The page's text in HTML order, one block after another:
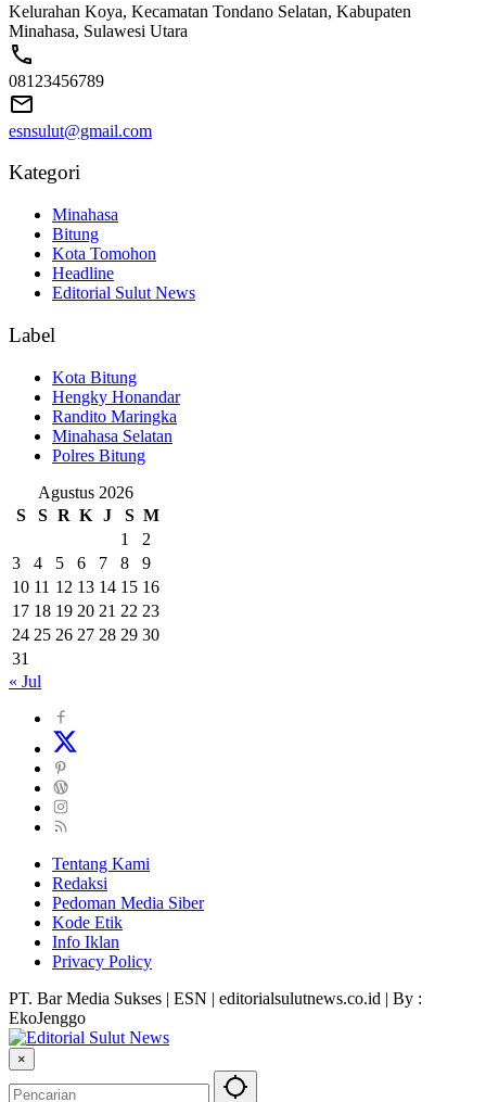
Kelurahan Koya, Kecamatan Tondano Selatan, Kabupaten
Minahasa, Sulawesi Utara
08123456789
esnsulut@gmail.com
Kategori
Minahasa
Bitung
Kota Tomohon
Headline
Editorial Sulut News
Label
Kota Bitung
Hengky Honandar
Randito Maringka
Minahasa Selatan
Polres Bitung
Agustus 2026
S
S R K J S M
1
2
3
4 5 6 7 8
9
10 11 12 13 14 15 16
17 18 19 20 21 22 23
24 25 26 27 28 29 30
31
« Jul
Tentang Kami
Redaksi
Pedoman Media Siber
Kode Etik
Info Iklan
Privacy Policy
PT. Bar Media Sukses | ESN | editorialsulutnews.co.id | By :
EkoJenggo
×